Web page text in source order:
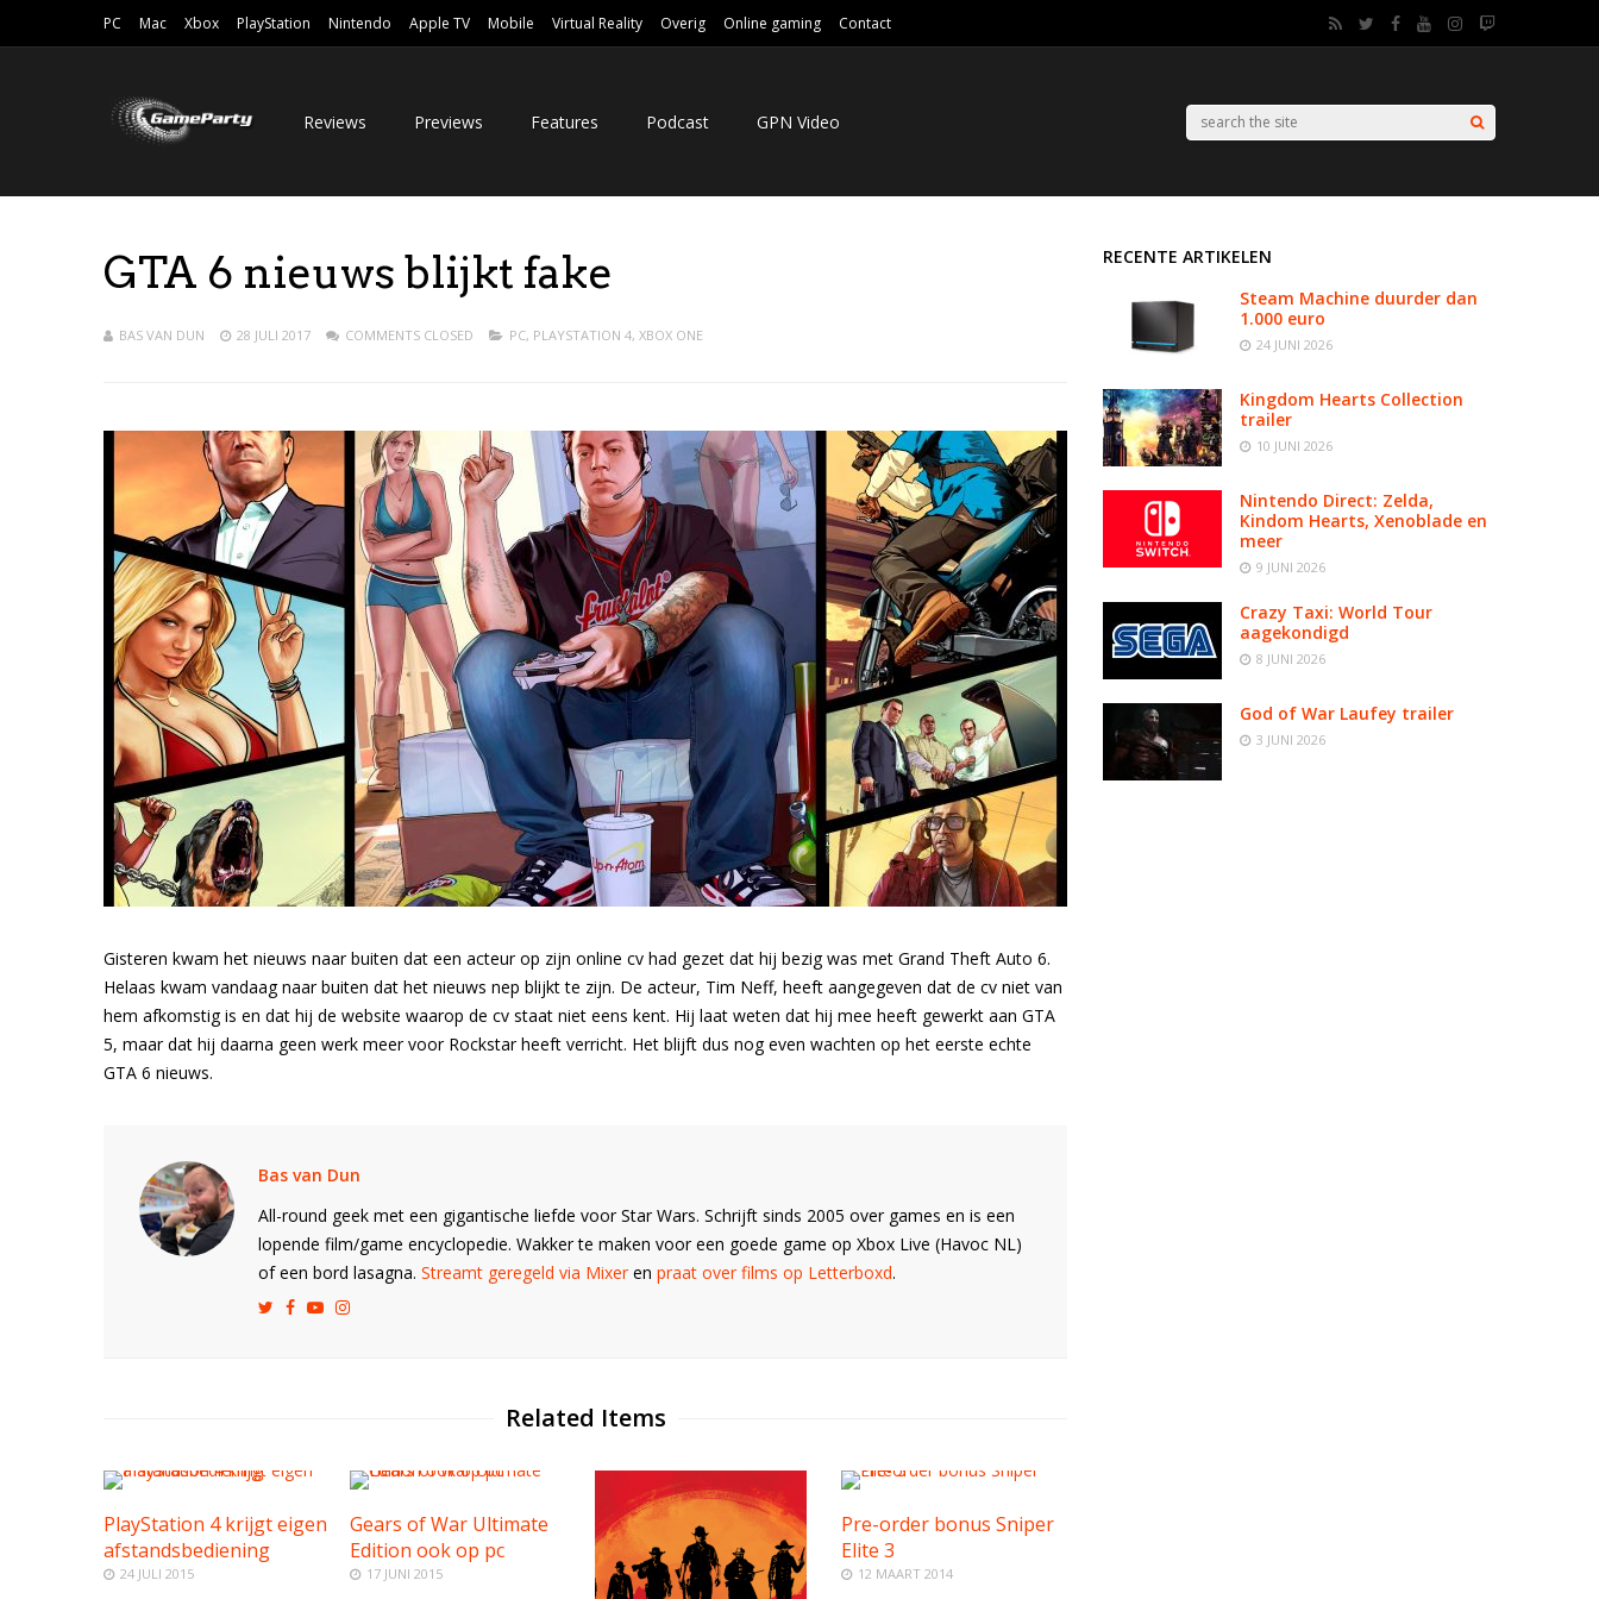
PC Mac Xbox PlayStation Nintendo Apple TV Mobile Virtual Reality Overig Online gaming Contact
Reviews Previews Features Podcast GPN Video
GTA 6 nieuws blijkt fake
BAS VAN DUN 28 JULI 2017 COMMENTS CLOSED PC, PLAYSTATION 4, XBOX ONE
Gisteren kwam het nieuws naar buiten dat een acteur op zijn online cv had gezet dat hij bezig was met Grand Theft Auto 6.
Helaas kwam vandaag naar buiten dat het nieuws nep blijkt te zijn. De acteur, Tim Neff, heeft aangegeven dat de cv niet van
hem afkomstig is en dat hij de website waarop de cv staat niet eens kent. Hij laat weten dat hij mee heeft gewerkt aan GTA
5, maar dat hij daarna geen werk meer voor Rockstar heeft verricht. Het blijft dus nog even wachten op het eerste echte
GTA 6 nieuws.
Bas van Dun
All-round geek met een gigantische liefde voor Star Wars. Schrijft sinds 2005 over games en is een
lopende film/game encyclopedie. Wakker te maken voor een goede game op Xbox Live (Havoc NL)
of een bord lasagna. Streamt geregeld via Mixeren praat over films op Letterboxd.
Related Items
PlayStation 4 krijgt eigen
afstandsbediening
24 JULI 2015
Gears of War Ultimate
Edition ook op pc
17 JUNI 2015
Pre-order bonus Sniper
Elite 3
12 MAART 2014
RECENTE ARTIKELEN
Steam Machine duurder dan
1.000 euro
24 JUNI 2026
Kingdom Hearts Collection
trailer
10 JUNI 2026
Nintendo Direct: Zelda,
Kindom Hearts, Xenoblade en
meer
9 JUNI 2026
Crazy Taxi: World Tour
aagekondigd
8 JUNI 2026
God of War Laufey trailer
3 JUNI 2026